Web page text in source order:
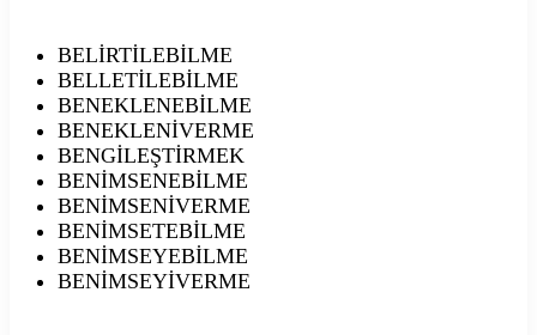
BELİRTİLEBİLME
BELLETİLEBİLME
BENEKLENEBİLME
BENEKLENİVERME
BENGİLEŞTİRMEK
BENİMSENEBİLME
BENİMSENİVERME
BENİMSETEBİLME
BENİMSEYEBİLME
BENİMSEYİVERME